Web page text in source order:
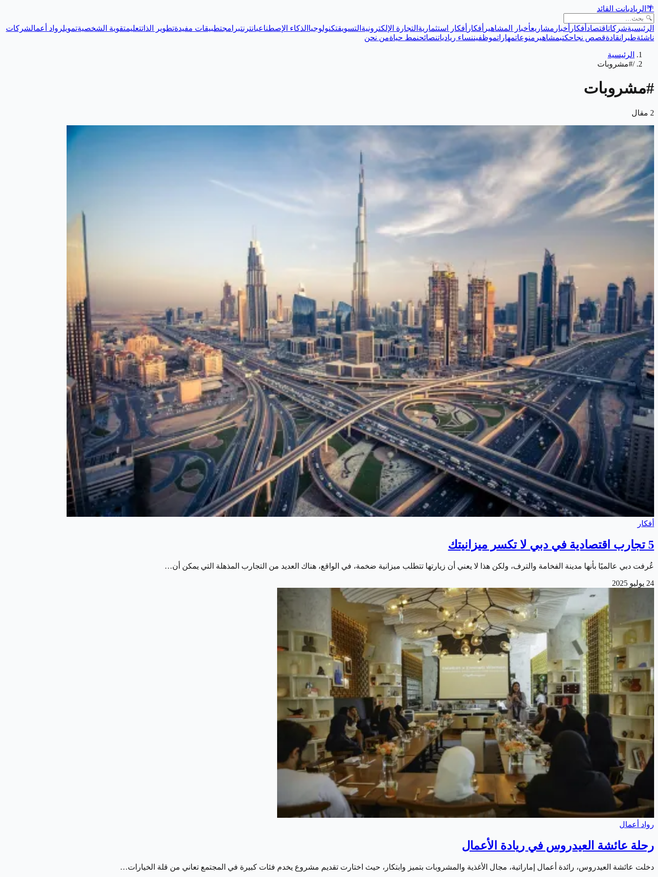
🌴 الرياديانت القائد
الرئيسيةشركاتاقتصاد أفكار أخبار مشاريعأخبار المشاهير أفكار أفكار استثمارية التجارة الإلكترونية التسويقتكنولوجيا الذكاء الإصطناعيانترنتبرامجتطبيقات مفيدةتطوير الذاتتعليمتقوية الشخصيةتمويلرواد أعمالشركات
ناشئةطيرانقادةقصص نجاحكتبمشاهير منوعاتمهاراتموظفيننساء ريادياتنصائحنمط حياةمن نحن
الرئيسية
/#مشروبات
#مشروبات
2 مقال
أفكار
5 تجارب اقتصادية في دبي لا تكسر ميزانيتك
عُرفت دبي عالميًا بأنها مدينة الفخامة والترف، ولكن هذا لا يعني أن زيارتها تتطلب ميزانية ضخمة، في الواقع، هناك العديد من التجارب المذهلة التي يمكن أن…
24 يوليو 2025
رواد أعمال
رحلة عائشة العيدروس في ريادة الأعمال
دخلت عائشة العيدروس، رائدة أعمال إماراتية، مجال الأغذية والمشروبات بتميز وابتكار، حيث اختارت تقديم مشروع يخدم فئات كبيرة في المجتمع تعاني من قلة الخيارات…